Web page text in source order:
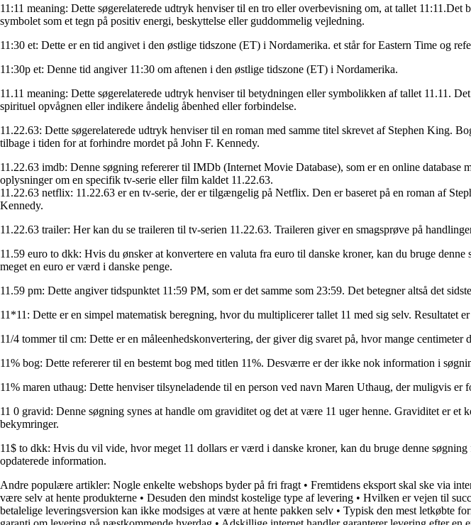
11:11 meaning: Dette søgerelaterede udtryk henviser til en tro eller overbevisning om, at tallet
symbolet som et tegn på positiv energi, beskyttelse eller guddommelig vejledning.
11:30 et: Dette er en tid angivet i den østlige tidszone (ET) i Nordamerika. et står for Eastern Time og
11:30p et: Denne tid angiver 11:30 om aftenen i den østlige tidszone (ET) i Nordamerika.
11.11 meaning: Dette søgerelaterede udtryk henviser til betydningen eller symbolikken af tallet 11.11.
spirituel opvågnen eller indikere åndelig åbenhed eller forbindelse.
11.22.63: Dette søgerelaterede udtryk henviser til en roman med samme titel skrevet af Stephen King.
tilbage i tiden for at forhindre mordet på John F. Kennedy.
11.22.63 imdb: Denne søgning refererer til IMDb (Internet Movie Database), som er en online
oplysninger om en specifik tv-serie eller film kaldet 11.22.63.
11.22.63 netflix: 11.22.63 er en tv-serie, der er tilgængelig på Netflix. Den er baseret på en roman af
Kennedy.
11.22.63 trailer: Her kan du se traileren til tv-serien 11.22.63. Traileren giver en smagsprøve på
11.59 euro to dkk: Hvis du ønsker at konvertere en valuta fra euro til danske kroner, kan du bruge
meget en euro er værd i danske penge.
11.59 pm: Dette angiver tidspunktet 11:59 PM, som er det samme som 23:59. Det betegner altså det
11*11: Dette er en simpel matematisk beregning, hvor du multiplicerer tallet 11 med sig selv. Resultatet
11/4 tommer til cm: Dette er en måleenhedskonvertering, der giver dig svaret på, hvor mange centimeter
11% bog: Dette refererer til en bestemt bog med titlen 11%. Desværre er der ikke nok information i
11% maren uthaug: Dette henviser tilsyneladende til en person ved navn Maren Uthaug, der muligvis
11 0 gravid: Denne søgning synes at handle om graviditet og det at være 11 uger henne. Graviditet er
bekymringer.
11$ to dkk: Hvis du vil vide, hvor meget 11 dollars er værd i danske kroner, kan du bruge denne
opdaterede information.
Andre populære artikler: Nogle enkelte webshops byder på fri fragt • Fremtidens eksport skal ske via
være selv at hente produkterne • Desuden den mindst kostelige type af levering • Hvilken er vejen til
betalelige leveringsversion kan ikke modsiges at være at hente pakken selv • Typisk den mest letkøbte